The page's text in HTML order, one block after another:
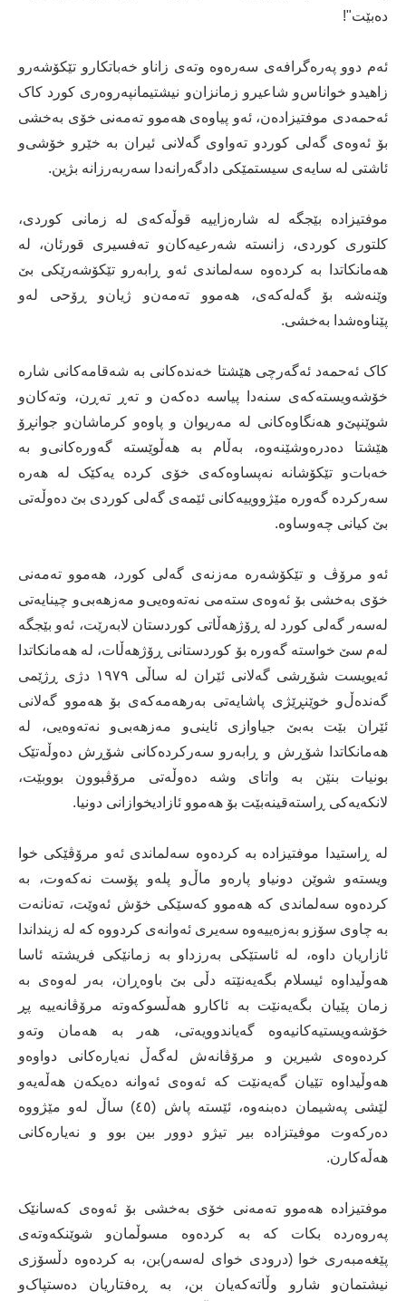
دەبێت"!
ئەم دوو پەرەگرافەی‌ سەرەوە وتەى زاناو خەباتکارو تێکۆشەرو
زاهیدو خواناس‌و شاعیرو زمانزان‌و نیشتیمانپەروەری‌ کورد کاک
ئەحمەدی‌ موفتیزادەن، ئەو پیاوەی‌ هەموو تەمەنی‌ خۆی‌ بەخشی‌
بۆ ئەوەی‌ گەلی‌ کوردو تەواوی‌ گەلانی‌ ئیران بە خێرو خۆشی‌‌و
ئاشتی‌ لە سایەى سیستمێکى دادگەرانەدا سەربەرزانە بژین.
موفتیزادە بێجگە لە شارەزاییە قوڵەکەی‌ لە زمانی‌ کوردی‌،
کلتوری‌ کوردی‌، زانستە شەرعیەکان‌و تەفسیری‌ قورئان، لە
هەمانکاتدا بە کردەوە سەلماندی‌ ئەو ڕابەرو تێکۆشەرێکی‌ بێ
وێنەشە بۆ گەلەکەی‌، هەموو تەمەن‌و ژیان‌و ڕۆحی‌ لەو
پێناوەشدا بەخشی‌.
کاک ئەحمەد ئەگەرچی‌ هێشتا خەندەکانی‌ بە شەقامەکانی‌ شارە
خۆشەویستەکەی‌ سنەدا پیاسە دەکەن و تەڕ تەڕن، وتەکان‌و
شوێنپێ‌و هەنگاوەکانی‌ لە مەریوان و پاوەو کرماشان‌و جوانڕۆ
هێشتا دەدرەوشێنەوە، بەڵام بە هەڵوێستە گەورەکانی‌‌و بە
خەبات‌و تێکۆشانە نەپساوەکەی‌ خۆی‌ کردە یەکێک لە هەرە
سەرکردە گەورە مێژووییەکانی‌ ئێمەی‌ گەلی‌ کوردی‌ بێ دەوڵەتی‌
بێ کیانی‌ چەوساوە.
ئەو مرۆڤ و تێکۆشەرە مەزنەى گەلى کورد، هەموو تەمەنی‌
خۆی‌ بەخشی‌ بۆ ئەوەی‌ ستەمی‌ نەتەوەیی‌‌و مەزهەبی‌‌و چینایەتی‌
لەسەر گەلی‌ کورد لە ڕۆژهەڵاتی‌ کوردستان لابەرێت، ئەو بێجگە
لەم سێ خواستە گەورە بۆ کوردستانی‌ ڕۆژهەڵات، لە هەمانکاتدا
ئەیویست شۆڕشی‌ گەلانی‌ ئێران لە ساڵی‌ ١٩٧٩ دژی‌ ڕژێمی‌
گەندەڵ‌و خوێنڕێژی‌ پاشایەتی‌ بەرهەمەکەی‌ بۆ هەموو گەلانی‌
ئێران بێت بەبێ جیاوازی‌ ئاینی‌‌و مەزهەبی‌‌و نەتەوەیی‌، لە
هەمانکاتدا شۆڕش و ڕابەرو سەرکردەکانى شۆڕش دەوڵەتێک
بونیات بنێن بە واتای‌ وشە دەوڵەتی‌ مرۆڤبوون بووبێت،
لانکەیەکی‌ ڕاستەقینەبێت بۆ هەموو ئازادیخوازانی‌ دونیا.
لە ڕاستیدا موفتیزادە بە کردەوە سەلماندی‌ ئەو مرۆڤێکی‌ خوا
ویستەو شوێن دونیاو پارەو ماڵ‌و پلەو پۆست نەکەوت، بە
کردەوە سەلماندی‌ کە هەموو کەسێکی‌ خۆش ئەوێت، تەنانەت
بە چاوی‌ سۆزو بەزەییەوە سەیری‌ ئەوانەی‌ کردووە کە لە زینداندا
ئازاریان داوە، لە ئاستێکی‌ بەرزداو بە زمانێکی‌ فریشتە ئاسا
هەوڵیداوە ئیسلام بگەیەنێتە دڵی‌ بێ باوەڕان، بەر لەوەی‌ بە
زمان پێیان بگەیەنێت بە ئاکارو هەڵسوکەوتە مرۆڤانەییە پڕ
خۆشەویستیەکانیەوە گەیاندوویەتی‌، هەر بە هەمان وتەو
کردەوەى شیرین و مرۆڤانەش لەگەڵ نەیارەکانی دواوەو
هەوڵیداوە تێیان گەیەنێت کە ئەوەى ئەوانە دەیکەن هەڵەیەو
لێشى پەشیمان دەبنەوە، ئێستە پاش (٤٥) ساڵ لەو مێژووە
دەرکەوت موفیتزادە بیر تیژو دوور بین بوو و نەیارەکانى
هەڵەکارن.
موفتیزادە هەموو تەمەنی‌ خۆی‌ بەخشی‌ بۆ ئەوەی‌ کەسانێک
پەروەردە بکات کە بە کردەوە مسوڵمان‌و شوێنکەوتەی‌
پێغەمبەری‌ خوا (درودی‌ خوای‌ لەسەر)بن، بە کردەوە دڵسۆزی‌
نیشتمان‌و شارو وڵاتەکەیان بن، بە ڕەفتاریان دەستپاک‌و